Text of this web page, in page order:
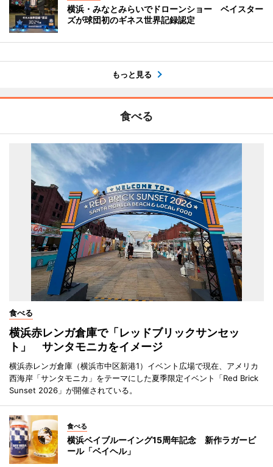
横浜・みなとみらいでドローンショー ベイスター
ズが球団初のギネス世界記録認定
もっと見る
食べる
食べる
横浜赤レンガ倉庫で「レッドブリックサンセッ
ト」 サンタモニカをイメージ
横浜赤レンガ倉庫（横浜市中区新港1）イベント広場で現在、アメリカ
西海岸「サンタモニカ」をテーマにした夏季限定イベント「Red Brick
Sunset 2026」が開催されている。
食べる
横浜ベイブルーイング15周年記念 新作ラガービ
ール「ベイヘル」